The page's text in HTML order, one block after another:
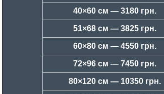
40×60 см —3180 грн.
51×68 см —3825 грн.
60×80 см —4550 грн.
72×96 см —7450 грн.
80×120 см — 10350 грн.